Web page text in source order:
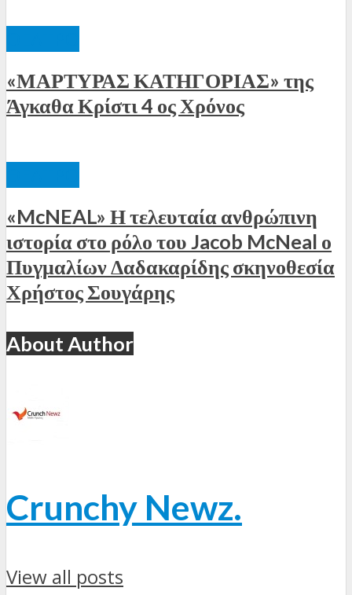
«ΜΑΡΤΥΡΑΣ ΚΑΤΗΓΟΡΙΑΣ» της
Άγκαθα Κρίστι 4 ος Χρόνος
«McNEAL» Η τελευταία ανθρώπινη
ιστορία στο ρόλο του Jacob McNeal ο
Πυγμαλίων Δαδακαρίδης σκηνοθεσία
Χρήστος Σουγάρης
About Author
Crunchy Newz.
View all posts